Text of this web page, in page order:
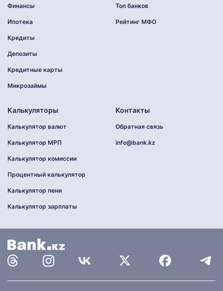
Финансы
Ипотека
Кредиты
Депозиты
Кредитные карты
Микрозаймы
Топ банков
Рейтинг МФО
Калькуляторы
Калькулятор валют
Калькулятор МРП
Калькулятор комиссии
Процентный калькулятор
Калькулятор пени
Калькулятор зарплаты
Контакты
Обратная связь
info@bank.kz